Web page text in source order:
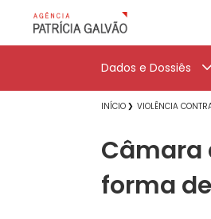
Dados e Dossiês
INÍCIO VIOLÊNCIA
Câmara
forma